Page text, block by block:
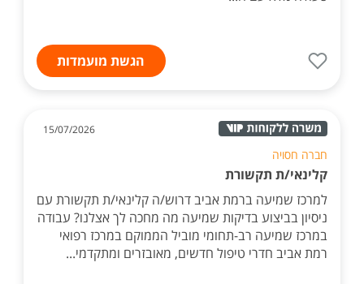
הגשת מועמדות
15/07/2026
חברה חסויה
קלינאי/ת תקשורת
למרכז שמיעה ברמת אביב דרוש/ה קלינאי/ת תקשורת עם
ניסיון בביצוע בדיקות שמיעה מה מחכה לך אצלנו? עבודה
במרכז שמיעה רב-תחומי מוביל הממוקם במרכז רפואי
רמת אביב חדרי טיפול חדשים, מאובזרים ומתקדמי...